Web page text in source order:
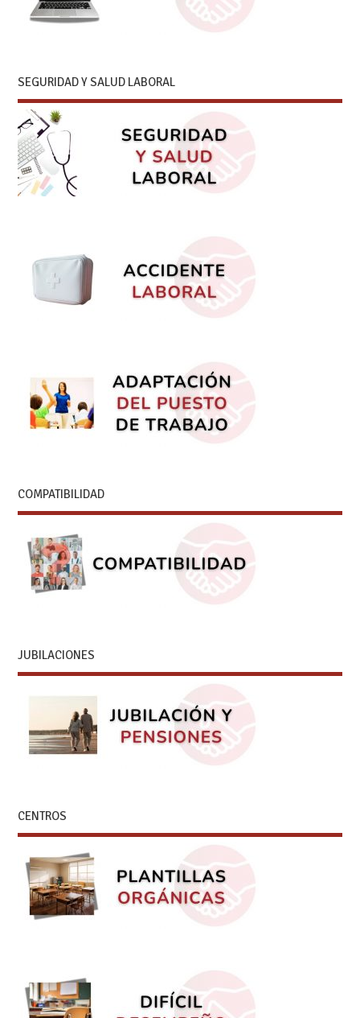
SEGURIDAD Y SALUD LABORAL
COMPATIBILIDAD
JUBILACIONES
CENTROS